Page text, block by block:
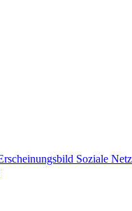
Soziale